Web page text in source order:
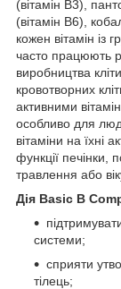
(вітамін B3),
(вітамін B6),
кожен вітамін із
часто працюють
виробництва
кровотворних
активними
особливо для
вітаміни на їхні
функції
травлення або
Дія Basic B
системи;
сприяти
тілець;